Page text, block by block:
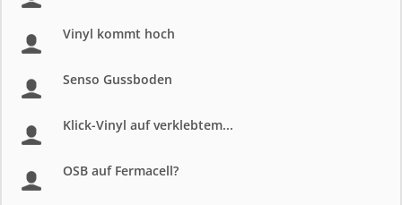
Vinyl kommt hoch
Senso Gussboden
Klick-Vinyl auf verklebtem...
OSB auf Fermacell?